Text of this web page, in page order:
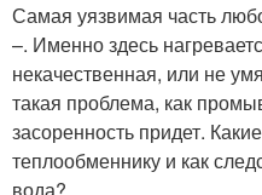
Самая уязвимая часть
–. Именно здесь
некачественная, или не
такая проблема, как
засоренность придет.
теплообменнику и как